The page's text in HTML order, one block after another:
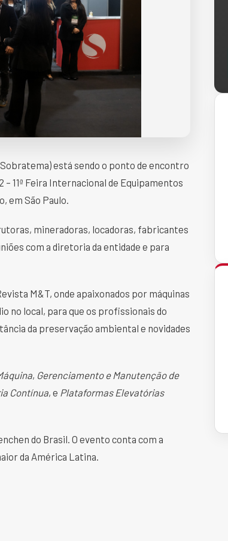
está sendo o ponto de encontro
11ª Feira Internacional de Equipamentos
em São Paulo.
mineradoras, locadoras, fabricantes
com a diretoria da entidade e para
M&T, onde apaixonados por máquinas
no local, para que os profissionais do
da preservação ambiental e novidades
, Gerenciamento e Manutenção de
Contínua, e Plataformas Elevatórias
do Brasil. O evento conta com a
da América Latina.